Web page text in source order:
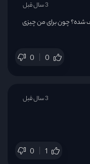
شده؟ چون برای من چیزی
0 0
3 سال قبل
0 1
3 سال قبل